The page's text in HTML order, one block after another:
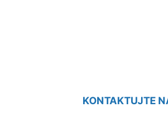
KONTAKTUJTE